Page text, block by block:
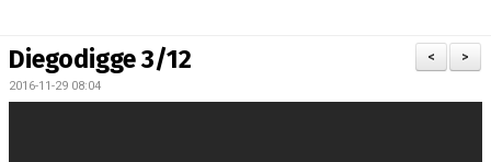
OM KLUBBEN
>
<
Diegodigge 3/12
2016-11-29 08:04